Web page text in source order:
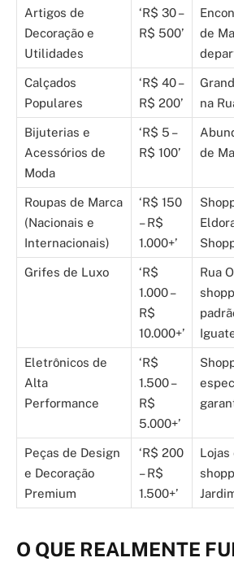
Artigos de
Decoração e
Utilidades
‘R$ 30 –
R$ 500’
de
Calçados
Populares
‘R$ 40 –
R$ 200’
na
Bijuterias e
Acessórios de
Moda
‘R$ 5 –
R$ 100’
de
Roupas de Marca
(Nacionais e
Internacionais)
‘R$ 150
– R$
1.000+’
Grifes de Luxo
‘R$
1.000 –
R$
10.000+’
Rua
Eletrônicos de
Alta
Performance
‘R$
1.500 –
R$
5.000+’
Peças de Design
e Decoração
Premium
‘R$ 200
– R$
1.500+’
Lojas
O QUE REALMENTE